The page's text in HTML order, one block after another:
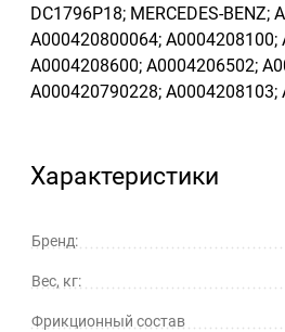
DC1796P18; MERCEDES-BENZ;
A000420800064; A0004208100;
A0004208600; A0004206502;
A000420790228; A0004208103;
Характеристики
Бренд:
Вес, кг:
Фрикционный состав